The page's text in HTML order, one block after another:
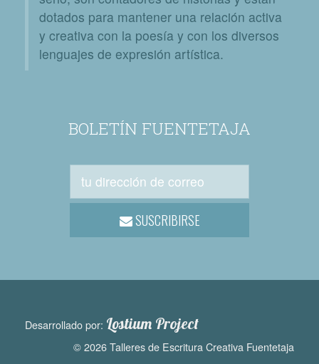
dotados para mantener una relación activa
y creativa con la poesía y con los diversos
lenguajes de expresión artística.
BOLETÍN FUENTETAJA
SUSCRIBIRSE
Desarrollado por: Lostium Project
© 2026 Talleres de Escritura Creativa Fuentetaja